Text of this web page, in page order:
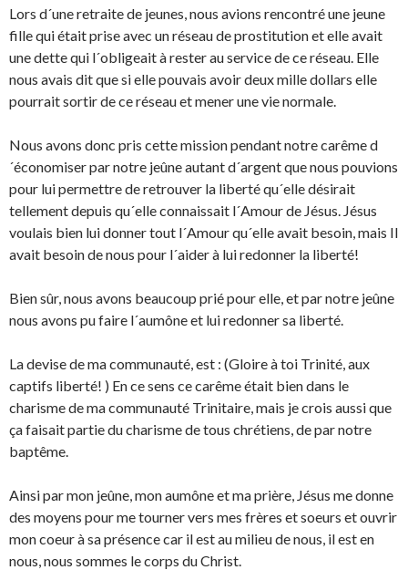
Lors d´une retraite de jeunes, nous avions rencontré une jeune
fille qui était prise avec un réseau de prostitution et elle avait
une dette qui l´obligeait à rester au service de ce réseau. Elle
nous avais dit que si elle pouvais avoir deux mille dollars elle
pourrait sortir de ce réseau et mener une vie normale.
Nous avons donc pris cette mission pendant notre carême d
´économiser par notre jeûne autant d´argent que nous pouvions
pour lui permettre de retrouver la liberté qu´elle désirait
tellement depuis qu´elle connaissait l´Amour de Jésus. Jésus
voulais bien lui donner tout l´Amour qu´elle avait besoin, mais Il
avait besoin de nous pour l´aider à lui redonner la liberté!
Bien sûr, nous avons beaucoup prié pour elle, et par notre jeûne
nous avons pu faire l´aumône et lui redonner sa liberté.
La devise de ma communauté, est : (Gloire à toi Trinité, aux
captifs liberté! ) En ce sens ce carême était bien dans le
charisme de ma communauté Trinitaire, mais je crois aussi que
ça faisait partie du charisme de tous chrétiens, de par notre
baptême.
Ainsi par mon jeûne, mon aumône et ma prière, Jésus me donne
des moyens pour me tourner vers mes frères et soeurs et ouvrir
mon coeur à sa présence car il est au milieu de nous, il est en
nous, nous sommes le corps du Christ.